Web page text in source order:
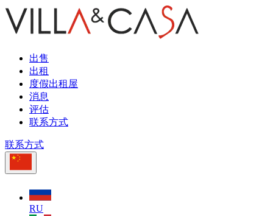
出售
出租
度假出租屋
消息
评估
联系方式
联系方式
RU